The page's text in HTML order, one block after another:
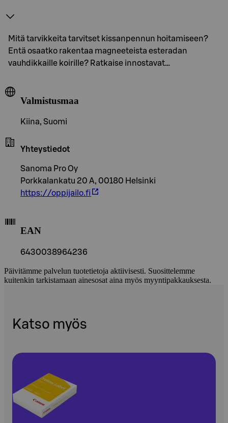
Mitä tarvikkeita tarvitset kissanpennun hoitamiseen?
Entä osaatko rakentaa magneeteista esteradan
vauhdikkaille koirille? Ratkaise innostavat…
Valmistusmaa
Kiina, Suomi
Yhteystiedot
Sanoma Pro Oy
Porkkalankatu 20 A, 00180 Helsinki
https://oppijailo.fi
EAN
6430038964236
Päivitämme palvelun tuotetietoja aktiivisesti. Suosittelemme
kuitenkin tarkistamaan ainesosat aina myös myyntipakkauksesta.
Katso myös